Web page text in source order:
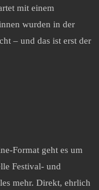
mit einem
wurden in der
– und das ist erst der
Format geht es um
Festival- und
mehr. Direkt, ehrlich